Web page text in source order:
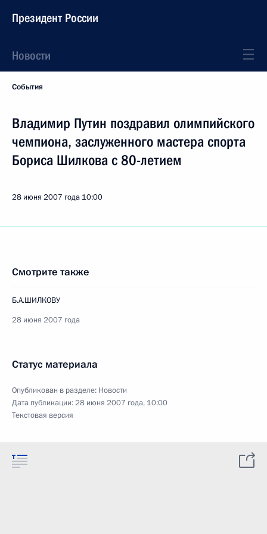
Президент России
Новости
События
Владимир Путин поздравил олимпийского
чемпиона, заслуженного мастера спорта
Бориса Шилкова с 80-летием
28 июня 2007 года 10:00
Смотрите также
Б.А.ШИЛКОВУ
28 июня 2007 года
Статус материала
Опубликован в разделе: Новости
Дата публикации:28 июня 2007 года, 10:00
Текстовая версия